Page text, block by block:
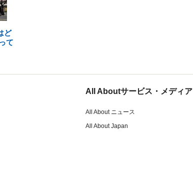
ど
て
All Aboutサービス・メディア
All About ニュース
All About Japan